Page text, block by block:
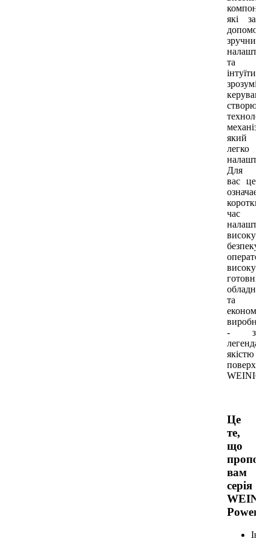
які за
зручних
та
механізм,
який
легко
Для
вас це
означає
короткий
час
високу
безпеку
високу
та
- з
якістю
поверхні
WEINIG.
Це
те,
що
вам
серія